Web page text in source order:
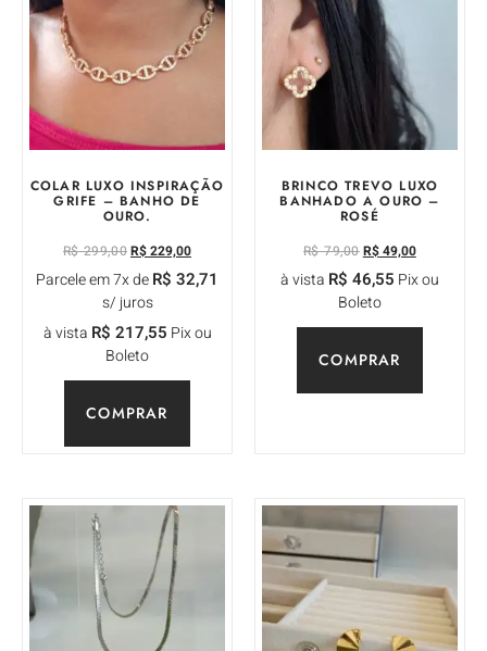
COLAR LUXO INSPIRAÇÃO
GRIFE – BANHO DE
OURO.
R$299,00R$229,00
Parcele em 7x deR$ 32,71
s/ juros
à vista R$ 217,55 Pix ou
Boleto
COMPRAR
BRINCO TREVO LUXO
BANHADO A OURO –
ROSÉ
R$79,00R$49,00
à vista R$ 46,55 Pix ou
Boleto
COMPRAR